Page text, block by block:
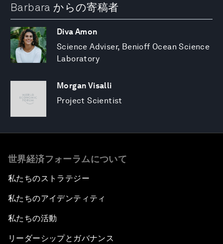
Barbara からの寄稿者
Diva Amon
Science Adviser, Benioff Ocean Science
Laboratory
Morgan Visalli
Project Scientist
世界経済フォーラムについて
私たちのストラテジー
私たちのアイデンティティ
私たちの活動
リーダーシップとガバナンス